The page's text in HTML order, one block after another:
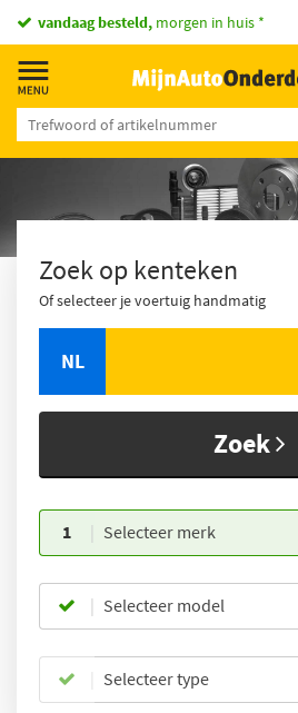
vandaag besteld, morgen in huis *
Zoek op kenteken
Of selecteer je voertuig handmatig
NL
Zoek
1 Selecteer merk
Selecteer model
Selecteer type